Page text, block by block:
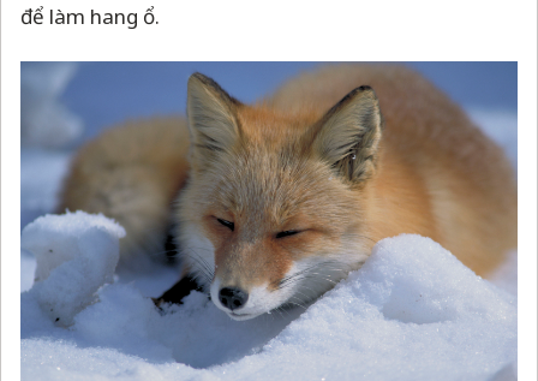
để làm hang ổ.